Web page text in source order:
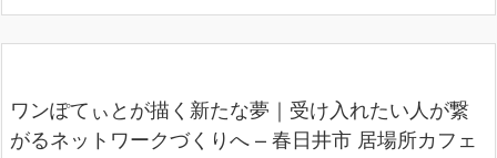
ワンぽてぃとが描く新たな夢｜受け入れたい人が繋
がるネットワークづくりへ – 春日井市 居場所カフェ